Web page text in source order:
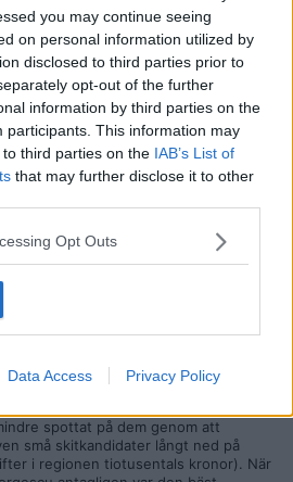
you may continue seeing
on personal information utilized by
disclosed to third parties prior to
opt-out of the further
information by third parties on the
participants. This information may
third parties on the IAB’s List of
that may further disclose it to other
Opt Outs
Data Access Privacy Policy
figurerat i någon valkampanj. Folk
på Georgescu för att visa sitt
politiska oligarkin och den upplevda
stor sannolikhet ge samma resultat
så mycket om själva resultatet som om
till det. Det finns en idé om att
rena och lite heliga för att förtroendet
som tycks ha rätt stort stöd i styrande
av
valet pga en valkampanj
valet för att "fel"
spottat på dem genom att
små skitkandidater långt ned på
i regionen tiotusentals kronor). När